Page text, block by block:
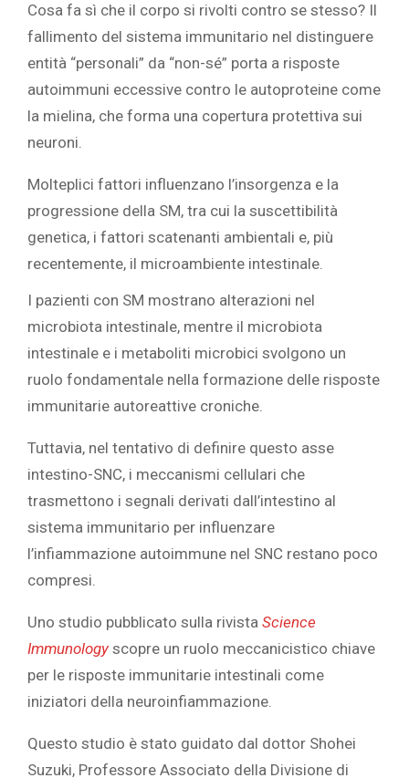
Cosa fa sì che il corpo si rivolti contro se stesso? Il
fallimento del sistema immunitario nel distinguere
entità “personali” da “non-sé” porta a risposte
autoimmuni eccessive contro le autoproteine come
la mielina, che forma una copertura protettiva sui
neuroni.
Molteplici fattori influenzano l’insorgenza e la
progressione della SM, tra cui la suscettibilità
genetica, i fattori scatenanti ambientali e, più
recentemente, il microambiente intestinale.
I pazienti con SM mostrano alterazioni nel
microbiota intestinale, mentre il microbiota
intestinale e i metaboliti microbici svolgono un
ruolo fondamentale nella formazione delle risposte
immunitarie autoreattive croniche.
Tuttavia, nel tentativo di definire questo asse
intestino-SNC, i meccanismi cellulari che
trasmettono i segnali derivati dall’intestino al
sistema immunitario per influenzare
l’infiammazione autoimmune nel SNC restano poco
compresi.
Uno studio pubblicato sulla rivista Science
Immunology scopre un ruolo meccanicistico chiave
per le risposte immunitarie intestinali come
iniziatori della neuroinfiammazione.
Questo studio è stato guidato dal dottor Shohei
Suzuki, Professore Associato della Divisione di